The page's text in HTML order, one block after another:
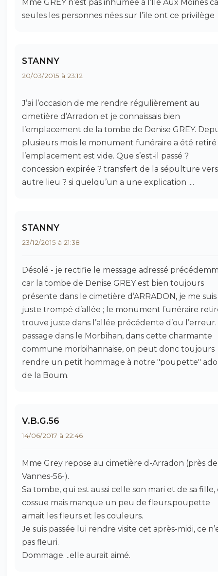
Mme GREY n’est pas inhumée à l’Ile Aux Moines
seules les personnes nées sur l’ïle ont ce privilège
STANNY
20/03/2015 à 23:12
J’ai l’occasion de me rendre régulièrement au
cimetière d’Arradon et je connaissais bien
l’emplacement de la tombe de Denise GREY.
plusieurs mois le monument funéraire a été
l’emplacement est vide. Que s’est-il passé ?
concession expirée ? transfert de la sépulture
autre lieu ? si quelqu’un a une explication ....
STANNY
23/12/2015 à 21:38
Désolé - je rectifie le message adressé
car la tombe de Denise GREY est bien toujours
présente dans le cimetière d’ARRADON, je me suis
juste trompé d’allée ; le monument funéraire
trouve juste dans l’allée précédente d’ou l’erreur.
passage dans le Morbihan, dans cette charmante
commune morbihannaise, on peut donc toujours
rendre un petit hommage à notre "poupette"
de la Boum.
V.B.G.56
14/06/2017 à 22:46
Mme Grey repose au cimetière d-Arradon (près de
Vannes-56-).
Sa tombe, qui est aussi celle son mari et de sa fille,
cossue mais manque un peu de fleurs.poupette
aimait les fleurs et les couleurs.
Je suis passée lui rendre visite cet après-midi, ce
pas fleuri.
Dommage. ..elle aurait aimé.